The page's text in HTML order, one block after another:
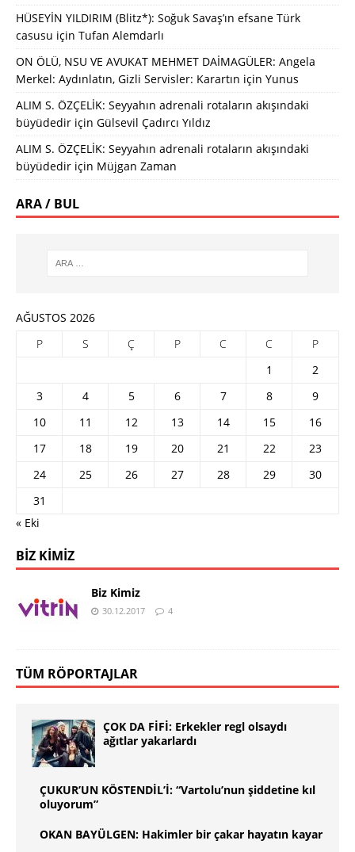
HÜSEYİN YILDIRIM (Blitz*): Soğuk Savaş’ın efsane Türk
casusu için Tufan Alemdarlı
ON ÖLÜ, NSU VE AVUKAT MEHMET DAİMAGÜLER: Angela
Merkel: Aydınlatın, Gizli Servisler: Karartın için Yunus
ALIM S. ÖZÇELİK: Seyyahın adrenali rotaların akışındaki
büyüdedir için Gülsevil Çadırcı Yıldız
ALIM S. ÖZÇELİK: Seyyahın adrenali rotaların akışındaki
büyüdedir için Müjgan Zaman
ARA / BUL
AĞUSTOS 2026
P
S Ç P C C
P
1
2
3
4 5 6 7 8
9
10
11 12 13 14 15
16
17
18 19 20 21 22
23
24
25 26 27 28 29
30
31
« Eki
BIZ KIMIZ
Biz Kimiz
30.12.2017 4
TÜM RÖPORTAJLAR
ÇOK DA FİFİ: Erkekler regl olsaydı
ağıtlar yakarlardı
ÇUKUR’UN KÖSTENDİL’İ: “Vartolu’nun şiddetine kıl
oluyorum”
OKAN BAYÜLGEN: Hakimler bir çakar hayatın kayar